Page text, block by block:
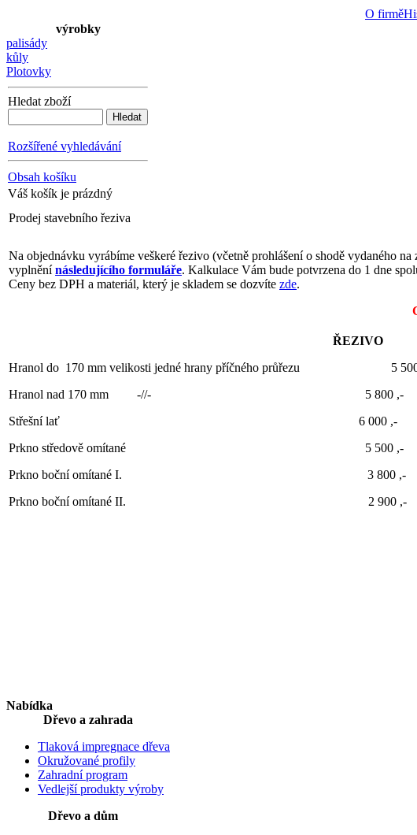
O firmě
výrobky
palisády
kůly
Plotovky
Hledat zboží
Rozšířené vyhledávání
Obsah košíku
Váš košík je prázdný
Prodej stavebního řeziva
Na objednávku vyrábíme veškeré řezivo (včetně prohlášení o shodě vydaného
vyplněnínásledujícího formuláře. Kalkulace Vám bude potvrzena do 1 dne
Ceny bez DPH a materiál, který je skladem se dozvíte zde.
ŘEZIVO
Hranol do 170 mm velikosti jedné hrany příčného průřezu 5
Hranol nad 170 mm -//- 5 800 ,-
Střešní lať 6 000 ,-
Prkno středově omítané 5 500 ,-
Prkno boční omítané I. 3 800 ,-
Prkno boční omítané II. 2 900 ,-
Nabídka
Dřevo a zahrada
Tlaková impregnace dřeva
Okružované profily
Zahradní program
Vedlejší produkty výroby
Dřevo a dům